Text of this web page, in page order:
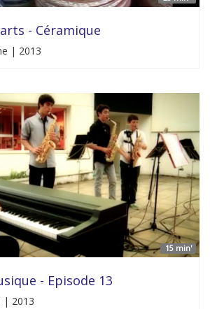
- Céramique
| 2013
15 min'
- Episode 13
2013